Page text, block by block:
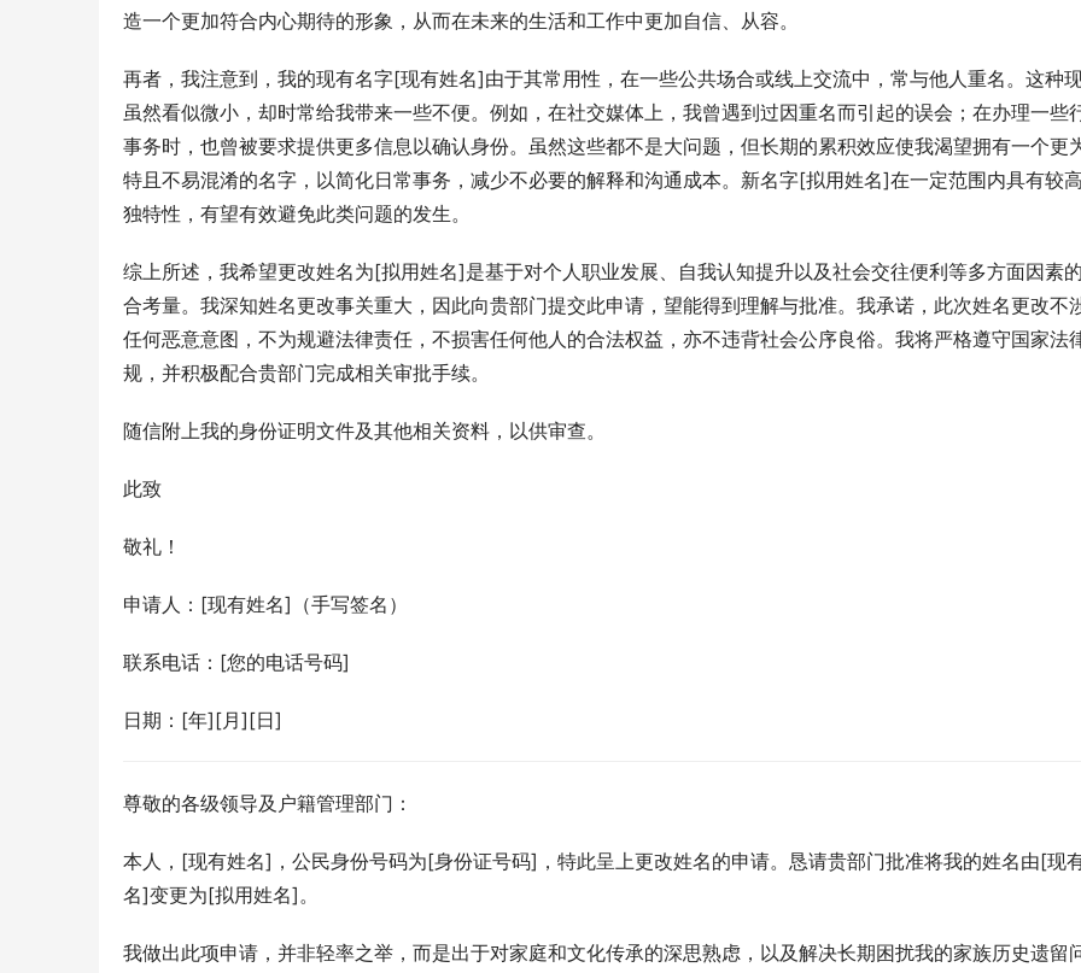
造一个更加符合内心期待的形象，从而在未来的生活和工作中更加自信、从容。
再者，我注意到，我的现有名字[现有姓名]由于其常用性，在一些公共场合或线上交流中，常与他人重名。这种
虽然看似微小，却时常给我带来一些不便。例如，在社交媒体上，我曾遇到过因重名而引起的误会；在办理一些
事务时，也曾被要求提供更多信息以确认身份。虽然这些都不是大问题，但长期的累积效应使我渴望拥有一个更
特且不易混淆的名字，以简化日常事务，减少不必要的解释和沟通成本。新名字[拟用姓名]在一定范围内具有较
独特性，有望有效避免此类问题的发生。
综上所述，我希望更改姓名为[拟用姓名]是基于对个人职业发展、自我认知提升以及社会交往便利等多方面因素
合考量。我深知姓名更改事关重大，因此向贵部门提交此申请，望能得到理解与批准。我承诺，此次姓名更改不
任何恶意意图，不为规避法律责任，不损害任何他人的合法权益，亦不违背社会公序良俗。我将严格遵守国家法
规，并积极配合贵部门完成相关审批手续。
随信附上我的身份证明文件及其他相关资料，以供审查。
此致
敬礼！
申请人：[现有姓名]（手写签名）
联系电话：[您的电话号码]
日期：[年][月][日]
尊敬的各级领导及户籍管理部门：
本人，[现有姓名]，公民身份号码为[身份证号码]，特此呈上更改姓名的申请。恳请贵部门批准将我的姓名由[现
名]变更为[拟用姓名]。
我做出此项申请，并非轻率之举，而是出于对家庭和文化传承的深思熟虑，以及解决长期困扰我的家族历史遗留